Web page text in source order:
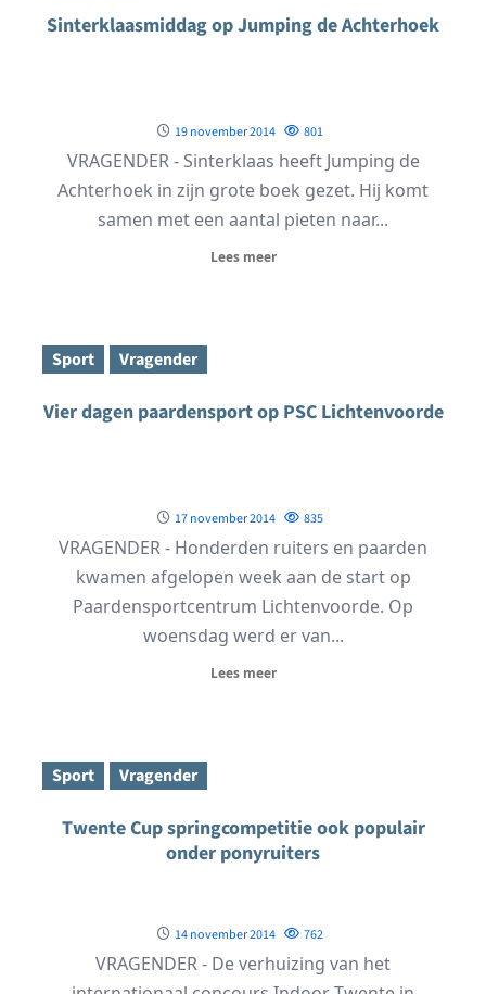
Sinterklaasmiddag op Jumping de Achterhoek
19 november 2014 801
VRAGENDER - Sinterklaas heeft Jumping de
Achterhoek in zijn grote boek gezet. Hij komt
samen met een aantal pieten naar...
Lees meer
Sport Vragender
Vier dagen paardensport op PSC Lichtenvoorde
17 november 2014 835
VRAGENDER - Honderden ruiters en paarden
kwamen afgelopen week aan de start op
Paardensportcentrum Lichtenvoorde. Op
woensdag werd er van...
Lees meer
Sport Vragender
Twente Cup springcompetitie ook populair
onder ponyruiters
14 november 2014 762
VRAGENDER - De verhuizing van het